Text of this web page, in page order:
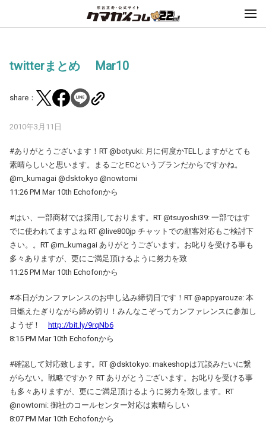
twitterまとめ Mar10
share：
2010年3月11日
#ありがとうございます！RT @botyuki: 月に何度かTELしますがとても
素晴らしいと思います。まるごとECというプランだからですかね。
@m_kumagai @dsktokyo @nowtomi
11:26 PM Mar 10th Echofonから
#はい、一部商材では採用しております。RT @tsuyoshi39: 一部ではす
でに使われてますよね RT @live800jp チャットでの顧客対応もご検討下
さい。。RT @m_kumagai ありがとうございます。お叱りを受ける事も
多々ありますが、更にご満足頂けるように努力を致
11:25 PM Mar 10th Echofonから
#本日がカンファレンスのお申し込み締切日です！RT @appyarouze: 本
日燃えたぎりながら締め切り！みんなこぞってカンファレンスに参加し
ようぜ！
http://bit.ly/9rqNb6
8:15 PM Mar 10th Echofonから
#確認して対応致します。RT @dsktokyo: makeshopは冗談みたいに繋
がらない。戦略ですか？ RT ありがとうございます。お叱りを受ける事
も多々ありますが、更にご満足頂けるように努力を致します。RT
@nowtomi: 御社のコールセンター対応は素晴らしい
8:07 PM Mar 10th Echofonから